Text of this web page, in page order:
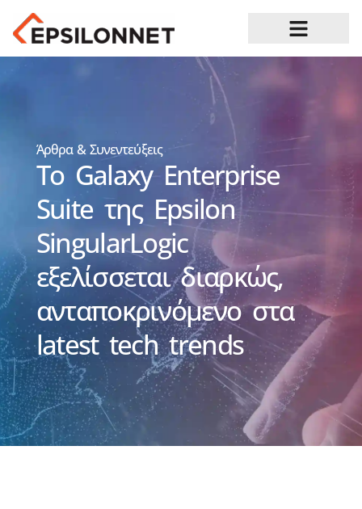
Άρθρα & Συνεντεύξεις
Το Galaxy Enterprise
Suite της Epsilon
SingularLogic
εξελίσσεται διαρκώς,
ανταποκρινόμενο στα
latest tech trends